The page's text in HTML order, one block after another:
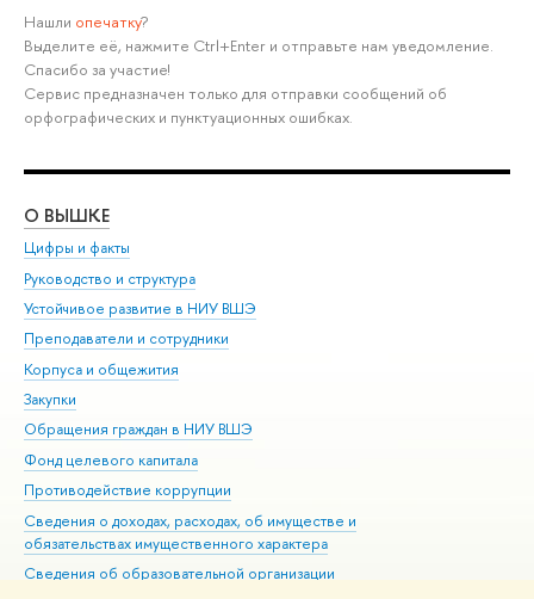
Нашли опечатку?
Выделите её, нажмите Ctrl+Enter и отправьте нам уведомление.
Спасибо за участие!
Сервис предназначен только для отправки сообщений об
орфографических и пунктуационных ошибках.
О ВЫШКЕ
Цифры и факты
Руководство и структура
Устойчивое развитие в НИУ ВШЭ
Преподаватели и сотрудники
Корпуса и общежития
Закупки
Обращения граждан в НИУ ВШЭ
Фонд целевого капитала
Противодействие коррупции
Сведения о доходах, расходах, об имуществе и
обязательствах имущественного характера
Сведения об образовательной организации